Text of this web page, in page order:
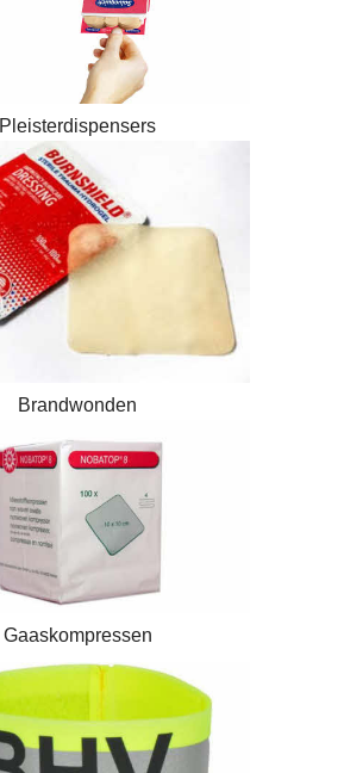
Pleisterdispensers
Brandwonden
Gaaskompressen